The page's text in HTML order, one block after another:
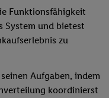
Funktionsfähigkeit
System und bietest
zu
Aufgaben, indem
koordinierst